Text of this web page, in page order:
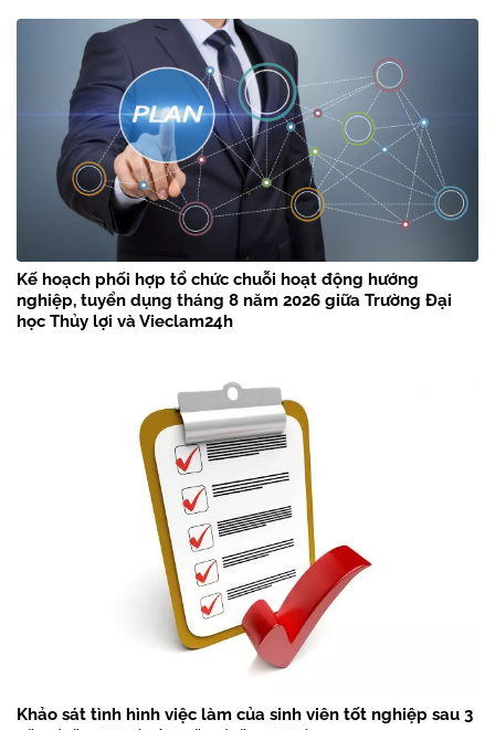
Kế hoạch phối hợp tổ chức chuỗi hoạt động hướng
nghiệp, tuyển dụng tháng 8 năm 2026 giữa Trường Đại
học Thủy lợi và Vieclam24h
Khảo sát tình hình việc làm của sinh viên tốt nghiệp sau 3